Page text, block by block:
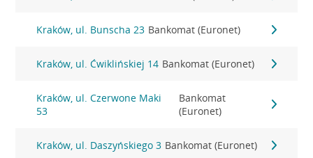
Kraków, ul. Bunscha 23 Bankomat (Euronet)
Kraków, ul. Ćwiklińskiej 14 Bankomat (Euronet)
Kraków, ul. Czerwone Maki
53
Bankomat
(Euronet)
Kraków, ul. Daszyńskiego 3 Bankomat (Euronet)